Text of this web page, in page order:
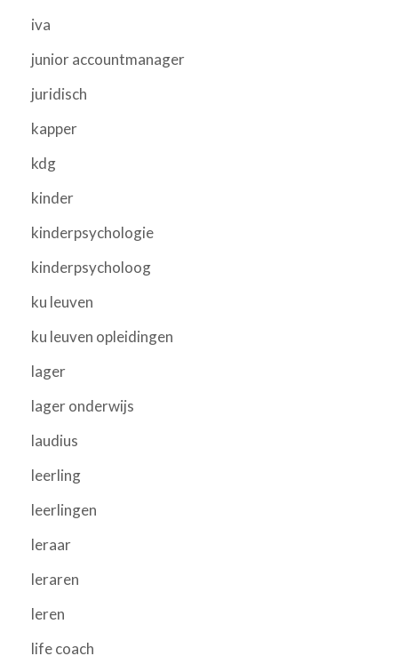
iva
junior accountmanager
juridisch
kapper
kdg
kinder
kinderpsychologie
kinderpsycholoog
ku leuven
ku leuven opleidingen
lager
lager onderwijs
laudius
leerling
leerlingen
leraar
leraren
leren
life coach